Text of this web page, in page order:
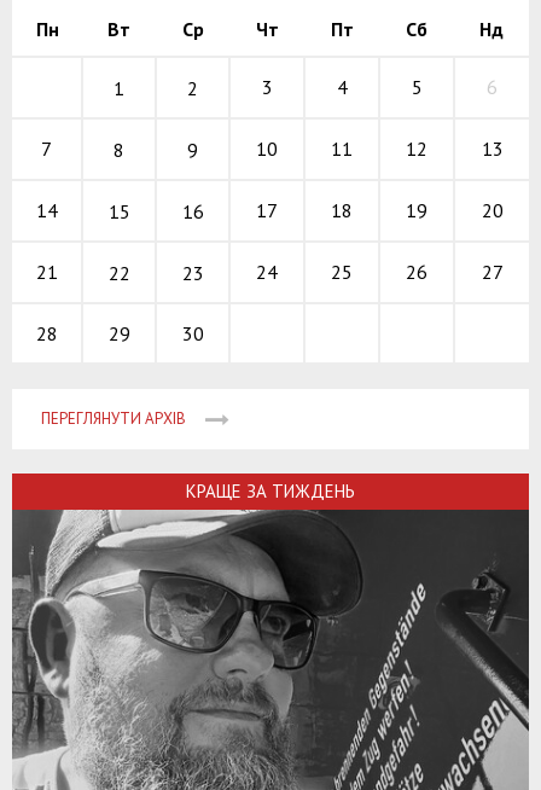
Пн Вт Ср Чт Пт Сб Нд
1 2 3 4 5 6
7 8 9 10 11 12 13
14 15 16 17 18 19 20
21 22 23 24 25 26 27
28 29 30
ПЕРЕГЛЯНУТИ АРХІВ
КРАЩЕ ЗА ТИЖДЕНЬ